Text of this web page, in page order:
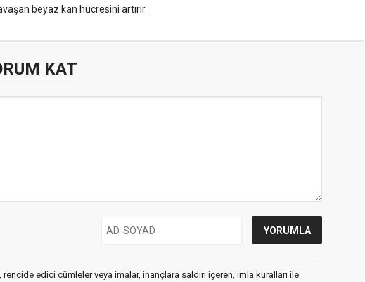
beyaz kan hücresini artırır.
KAT
rencide edici cümleler veya imalar, inançlara saldırı içeren, imla kuralları ile